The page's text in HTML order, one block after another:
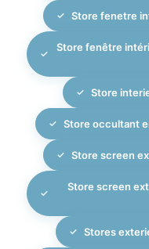
Store fenetre
Store fenêtre
Store
Store occultant
Store screen
Store screen
Stores